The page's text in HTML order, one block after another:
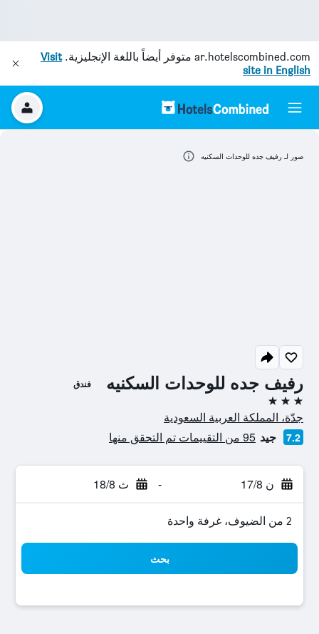
ar.hotelscombined.com متوفر أيضاً باللغة الإنجليزية.Visit
site in English
رفيف جده للوحدات السكنيه فندق
3 نجوم
جدّة، المملكة العربية السعودية
7.2 جيد 95 من التقييمات تم التحقق منها
ن 17/8 - ث 18/8
2 من الضيوف، غرفة واحدة
بحث
صور لـ رفيف جده للوحدات السكنيه